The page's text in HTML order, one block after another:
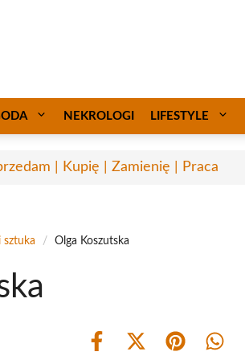
NEKROLOGI LIFESTYLE
| Kupię | Zamienię | Praca
sztuka / Olga Koszutska
Share
Share Share Share